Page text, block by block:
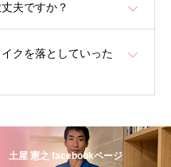
夫ですか？
クを落としていった
土屋 憲之 facebookページ